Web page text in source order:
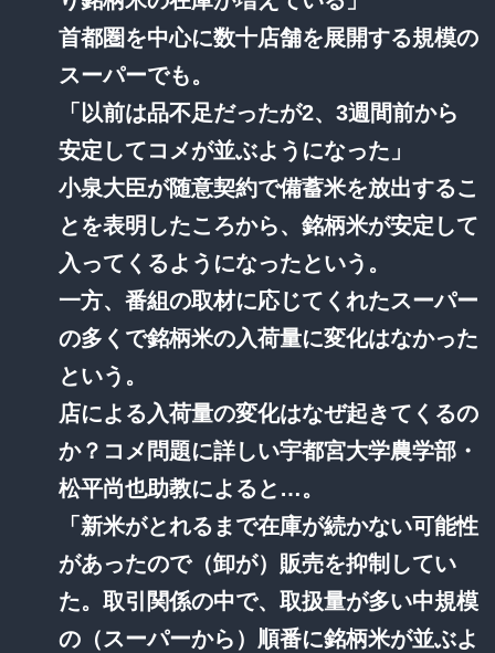
首都圏を中心に数十店舗を展開する規模の
スーパーでも。
「以前は品不足だったが2、3週間前から
安定してコメが並ぶようになった」
小泉大臣が随意契約で備蓄米を放出するこ
とを表明したころから、銘柄米が安定して
入ってくるようになったという。
一方、番組の取材に応じてくれたスーパー
の多くで銘柄米の入荷量に変化はなかった
という。
店による入荷量の変化はなぜ起きてくるの
か？コメ問題に詳しい宇都宮大学農学部・
松平尚也助教によると…。
「新米がとれるまで在庫が続かない可能性
があったので（卸が）販売を抑制してい
た。取引関係の中で、取扱量が多い中規模
の（スーパーから）順番に銘柄米が並ぶよ